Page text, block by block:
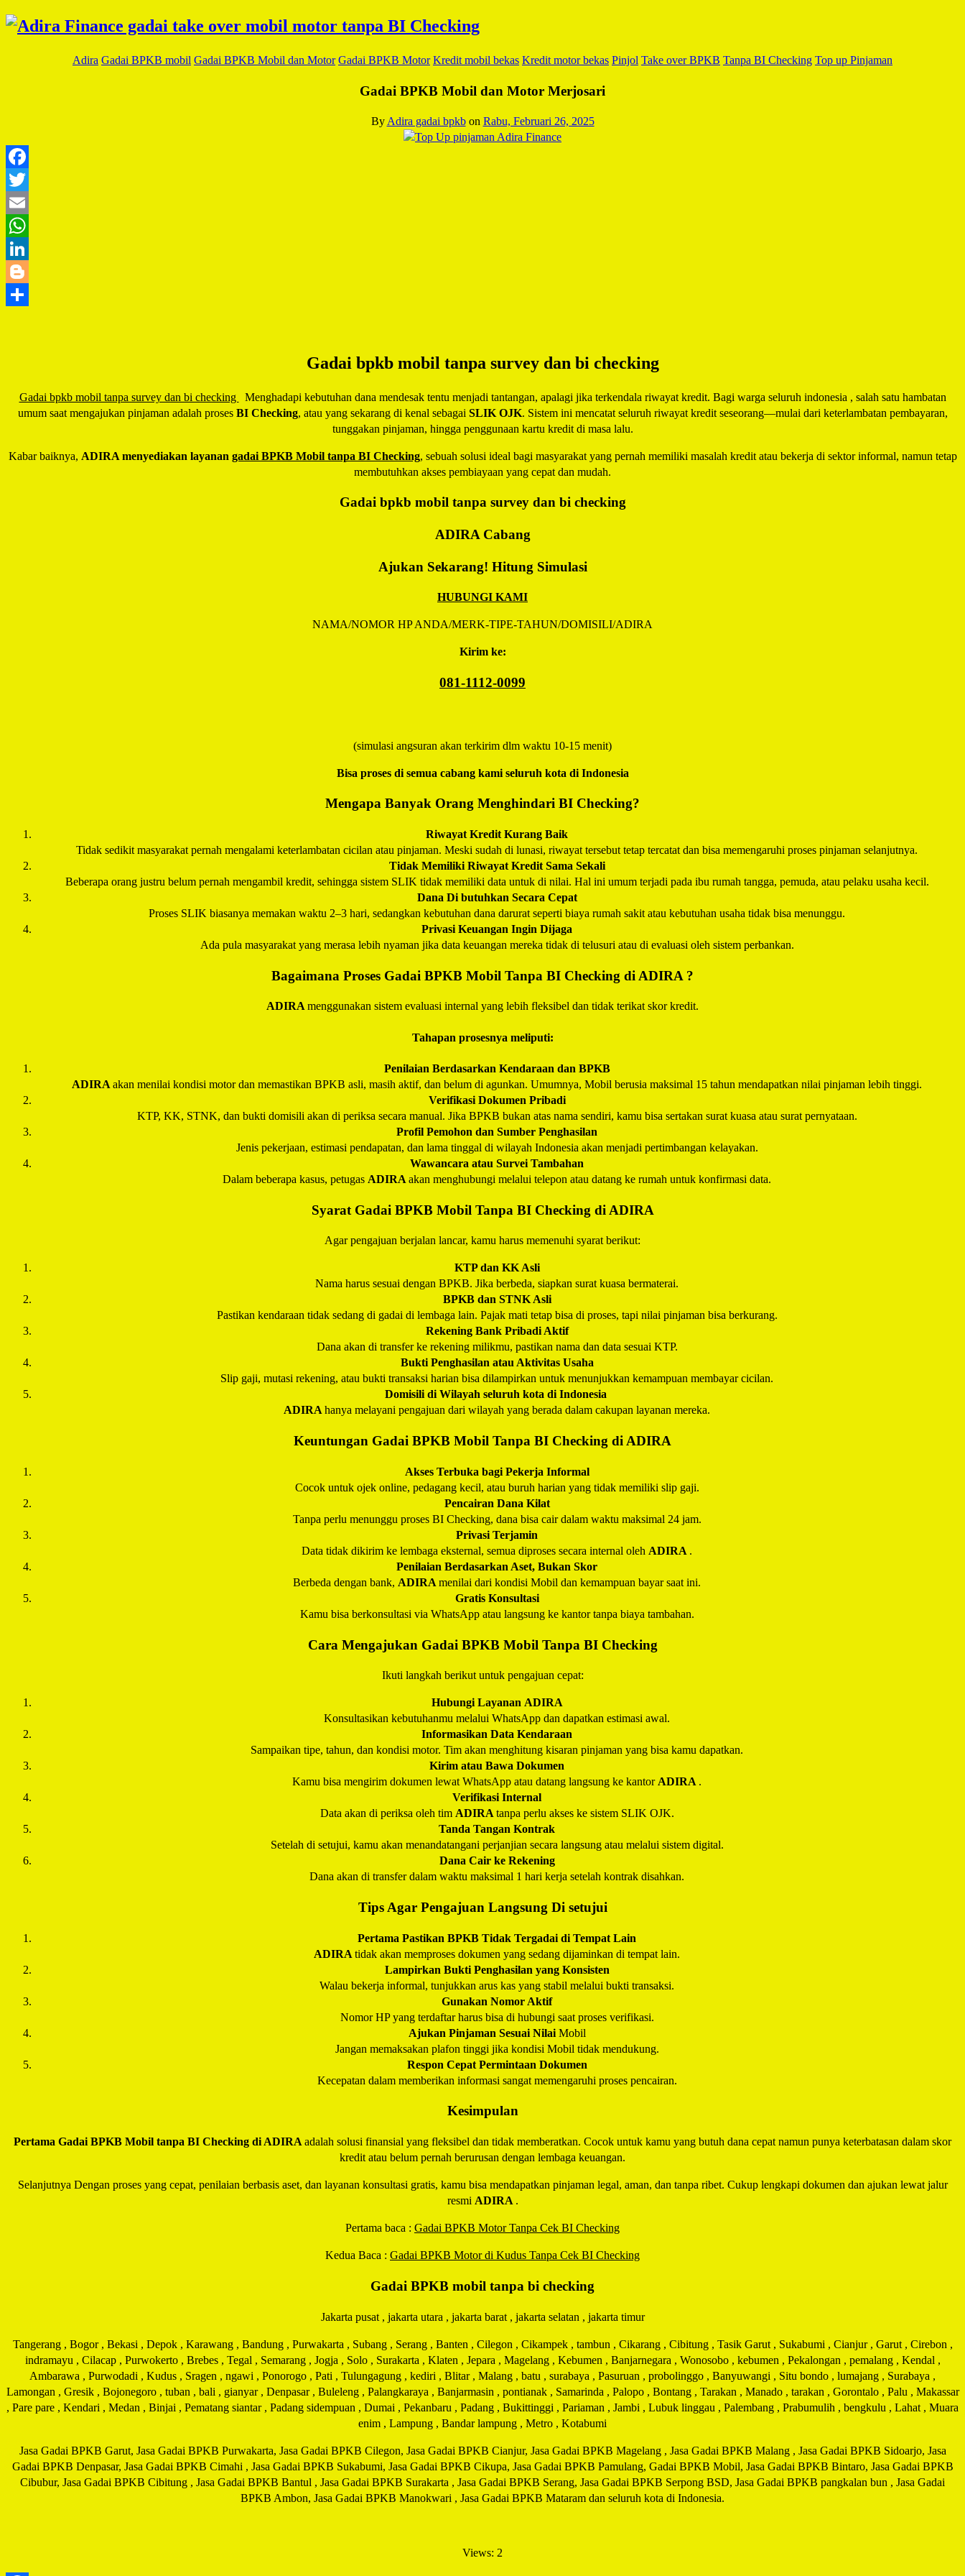
Adira Gadai BPKB mobil Gadai BPKB Mobil dan Motor Gadai BPKB Motor Kredit mobil bekas Kredit motor bekas Pinjol Take over BPKB Tanpa BI Checking Top up Pinjaman
Gadai BPKB Mobil dan Motor Merjosari
By Adira gadai bpkb on Rabu, Februari 26, 2025
Gadai bpkb mobil tanpa survey dan bi checking
Gadai bpkb mobil tanpa survey dan bi checking
Menghadapi kebutuhan dana mendesak tentu menjadi tantangan, apalagi jika terkendala riwayat kredit. Bagi warga seluruh indonesia , salah satu hambatan
umum saat mengajukan pinjaman adalah proses BI Checking, atau yang sekarang di kenal sebagai SLIK OJK. Sistem ini mencatat seluruh riwayat kredit seseorang—mulai dari keterlambatan pembayaran,
tunggakan pinjaman, hingga penggunaan kartu kredit di masa lalu.
Kabar baiknya, ADIRA menyediakan layanan gadai BPKB Mobil tanpa BI Checking, sebuah solusi ideal bagi masyarakat yang pernah memiliki masalah kredit atau bekerja di sektor informal, namun tetap
membutuhkan akses pembiayaan yang cepat dan mudah.
Gadai bpkb mobil tanpa survey dan bi checking
ADIRA Cabang
Ajukan Sekarang! Hitung Simulasi
HUBUNGI KAMI
NAMA/NOMOR HP ANDA/MERK-TIPE-TAHUN/DOMISILI/ADIRA
Kirim ke:
081-1112-0099
(simulasi angsuran akan terkirim dlm waktu 10-15 menit)
Bisa proses di semua cabang kami seluruh kota di Indonesia
Mengapa Banyak Orang Menghindari BI Checking?
Riwayat Kredit Kurang Baik
Tidak sedikit masyarakat pernah mengalami keterlambatan cicilan atau pinjaman. Meski sudah di lunasi, riwayat tersebut tetap tercatat dan bisa memengaruhi proses pinjaman selanjutnya.
Tidak Memiliki Riwayat Kredit Sama Sekali
Beberapa orang justru belum pernah mengambil kredit, sehingga sistem SLIK tidak memiliki data untuk di nilai. Hal ini umum terjadi pada ibu rumah tangga, pemuda, atau pelaku usaha kecil.
Dana Di butuhkan Secara Cepat
Proses SLIK biasanya memakan waktu 2–3 hari, sedangkan kebutuhan dana darurat seperti biaya rumah sakit atau kebutuhan usaha tidak bisa menunggu.
Privasi Keuangan Ingin Dijaga
Ada pula masyarakat yang merasa lebih nyaman jika data keuangan mereka tidak di telusuri atau di evaluasi oleh sistem perbankan.
Bagaimana Proses Gadai BPKB Mobil Tanpa BI Checking di ADIRA ?
ADIRAmenggunakan sistem evaluasi internal yang lebih fleksibel dan tidak terikat skor kredit.
Tahapan prosesnya meliputi:
Penilaian Berdasarkan Kendaraan dan BPKB
ADIRA akan menilai kondisi motor dan memastikan BPKB asli, masih aktif, dan belum di agunkan. Umumnya, Mobil berusia maksimal 15 tahun mendapatkan nilai pinjaman lebih tinggi.
Verifikasi Dokumen Pribadi
KTP, KK, STNK, dan bukti domisili akan di periksa secara manual. Jika BPKB bukan atas nama sendiri, kamu bisa sertakan surat kuasa atau surat pernyataan.
Profil Pemohon dan Sumber Penghasilan
Jenis pekerjaan, estimasi pendapatan, dan lama tinggal di wilayah Indonesia akan menjadi pertimbangan kelayakan.
Wawancara atau Survei Tambahan
Dalam beberapa kasus, petugas ADIRA akan menghubungi melalui telepon atau datang ke rumah untuk konfirmasi data.
Syarat Gadai BPKB Mobil Tanpa BI Checking di ADIRA
Agar pengajuan berjalan lancar, kamu harus memenuhi syarat berikut:
KTP dan KK Asli
Nama harus sesuai dengan BPKB. Jika berbeda, siapkan surat kuasa bermaterai.
BPKB dan STNK Asli
Pastikan kendaraan tidak sedang di gadai di lembaga lain. Pajak mati tetap bisa di proses, tapi nilai pinjaman bisa berkurang.
Rekening Bank Pribadi Aktif
Dana akan di transfer ke rekening milikmu, pastikan nama dan data sesuai KTP.
Bukti Penghasilan atau Aktivitas Usaha
Slip gaji, mutasi rekening, atau bukti transaksi harian bisa dilampirkan untuk menunjukkan kemampuan membayar cicilan.
Domisili di Wilayah seluruh kota di Indonesia
ADIRA hanya melayani pengajuan dari wilayah yang berada dalam cakupan layanan mereka.
Keuntungan Gadai BPKB Mobil Tanpa BI Checking di ADIRA
Akses Terbuka bagi Pekerja Informal
Cocok untuk ojek online, pedagang kecil, atau buruh harian yang tidak memiliki slip gaji.
Pencairan Dana Kilat
Tanpa perlu menunggu proses BI Checking, dana bisa cair dalam waktu maksimal 24 jam.
Privasi Terjamin
Data tidak dikirim ke lembaga eksternal, semua diproses secara internal oleh ADIRA .
Penilaian Berdasarkan Aset, Bukan Skor
Berbeda dengan bank, ADIRA menilai dari kondisi Mobil dan kemampuan bayar saat ini.
Gratis Konsultasi
Kamu bisa berkonsultasi via WhatsApp atau langsung ke kantor tanpa biaya tambahan.
Cara Mengajukan Gadai BPKB Mobil Tanpa BI Checking
Ikuti langkah berikut untuk pengajuan cepat:
Hubungi Layanan ADIRA
Konsultasikan kebutuhanmu melalui WhatsApp dan dapatkan estimasi awal.
Informasikan Data Kendaraan
Sampaikan tipe, tahun, dan kondisi motor. Tim akan menghitung kisaran pinjaman yang bisa kamu dapatkan.
Kirim atau Bawa Dokumen
Kamu bisa mengirim dokumen lewat WhatsApp atau datang langsung ke kantor ADIRA .
Verifikasi Internal
Data akan di periksa oleh tim ADIRA tanpa perlu akses ke sistem SLIK OJK.
Tanda Tangan Kontrak
Setelah di setujui, kamu akan menandatangani perjanjian secara langsung atau melalui sistem digital.
Dana Cair ke Rekening
Dana akan di transfer dalam waktu maksimal 1 hari kerja setelah kontrak disahkan.
Tips Agar Pengajuan Langsung Di setujui
Pertama Pastikan BPKB Tidak Tergadai di Tempat Lain
ADIRA tidak akan memproses dokumen yang sedang dijaminkan di tempat lain.
Lampirkan Bukti Penghasilan yang Konsisten
Walau bekerja informal, tunjukkan arus kas yang stabil melalui bukti transaksi.
Gunakan Nomor Aktif
Nomor HP yang terdaftar harus bisa di hubungi saat proses verifikasi.
Ajukan Pinjaman Sesuai Nilai Mobil
Jangan memaksakan plafon tinggi jika kondisi Mobil tidak mendukung.
Respon Cepat Permintaan Dokumen
Kecepatan dalam memberikan informasi sangat memengaruhi proses pencairan.
Kesimpulan
Pertama Gadai BPKB Mobil tanpa BI Checking di ADIRA adalah solusi finansial yang fleksibel dan tidak memberatkan. Cocok untuk kamu yang butuh dana cepat namun punya keterbatasan dalam skor
kredit atau belum pernah berurusan dengan lembaga keuangan.
Selanjutnya Dengan proses yang cepat, penilaian berbasis aset, dan layanan konsultasi gratis, kamu bisa mendapatkan pinjaman legal, aman, dan tanpa ribet. Cukup lengkapi dokumen dan ajukan lewat jalur
resmi ADIRA .
Pertama baca : Gadai BPKB Motor Tanpa Cek BI Checking
Kedua Baca : Gadai BPKB Motor di Kudus Tanpa Cek BI Checking
Gadai BPKB mobil tanpa bi checking
Jakarta pusat , jakarta utara , jakarta barat , jakarta selatan , jakarta timur
Tangerang , Bogor , Bekasi , Depok , Karawang , Bandung , Purwakarta , Subang , Serang , Banten , Cilegon , Cikampek , tambun , Cikarang , Cibitung , Tasik Garut , Sukabumi , Cianjur , Garut , Cirebon ,
indramayu , Cilacap , Purwokerto , Brebes , Tegal , Semarang , Jogja , Solo , Surakarta , Klaten , Jepara , Magelang , Kebumen , Banjarnegara , Wonosobo , kebumen , Pekalongan , pemalang , Kendal ,
Ambarawa , Purwodadi , Kudus , Sragen , ngawi , Ponorogo , Pati , Tulungagung , kediri , Blitar , Malang , batu , surabaya , Pasuruan , probolinggo , Banyuwangi , Situ bondo , lumajang , Surabaya ,
Lamongan , Gresik , Bojonegoro , tuban , bali , gianyar , Denpasar , Buleleng , Palangkaraya , Banjarmasin , pontianak , Samarinda , Palopo , Bontang , Tarakan , Manado , tarakan , Gorontalo , Palu , Makassar
, Pare pare , Kendari , Medan , Binjai , Pematang siantar , Padang sidempuan , Dumai , Pekanbaru , Padang , Bukittinggi , Pariaman , Jambi , Lubuk linggau , Palembang , Prabumulih , bengkulu , Lahat , Muara
enim , Lampung , Bandar lampung , Metro , Kotabumi
Jasa Gadai BPKB Garut, Jasa Gadai BPKB Purwakarta, Jasa Gadai BPKB Cilegon, Jasa Gadai BPKB Cianjur, Jasa Gadai BPKB Magelang , Jasa Gadai BPKB Malang , Jasa Gadai BPKB Sidoarjo, Jasa
Gadai BPKB Denpasar, Jasa Gadai BPKB Cimahi , Jasa Gadai BPKB Sukabumi, Jasa Gadai BPKB Cikupa, Jasa Gadai BPKB Pamulang, Gadai BPKB Mobil, Jasa Gadai BPKB Bintaro, Jasa Gadai BPKB
Cibubur, Jasa Gadai BPKB Cibitung , Jasa Gadai BPKB Bantul , Jasa Gadai BPKB Surakarta , Jasa Gadai BPKB Serang, Jasa Gadai BPKB Serpong BSD, Jasa Gadai BPKB pangkalan bun , Jasa Gadai
BPKB Ambon, Jasa Gadai BPKB Manokwari , Jasa Gadai BPKB Mataram dan seluruh kota di Indonesia.
Views: 2